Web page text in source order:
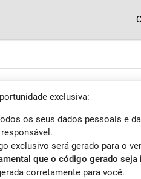
exclusiva:
os seus dados pessoais e
exclusivo será gerado para o
que o código gerado
corretamente para você.